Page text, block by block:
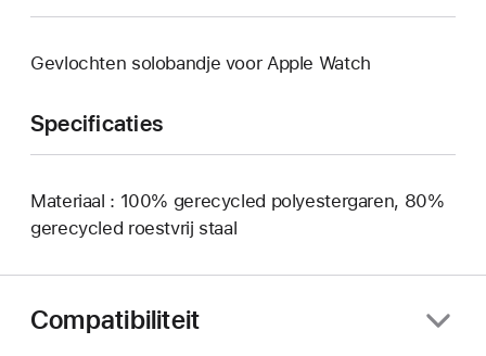
Gevlochten solobandje voor Apple Watch
Specificaties
Materiaal : 100% gerecycled polyestergaren, 80%
gerecycled roestvrij staal
Compatibiliteit